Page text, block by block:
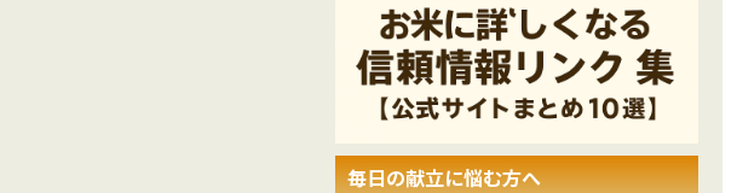
毎日の献立に悩む方へ